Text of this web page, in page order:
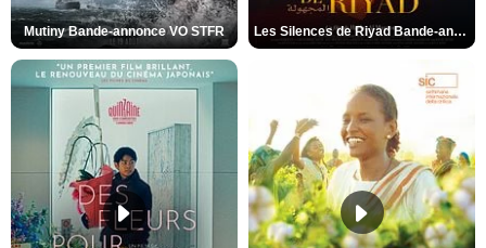
Mutiny Bande-annonce VO STFR Les Silences de Riyad Bande-annonce VO STFR